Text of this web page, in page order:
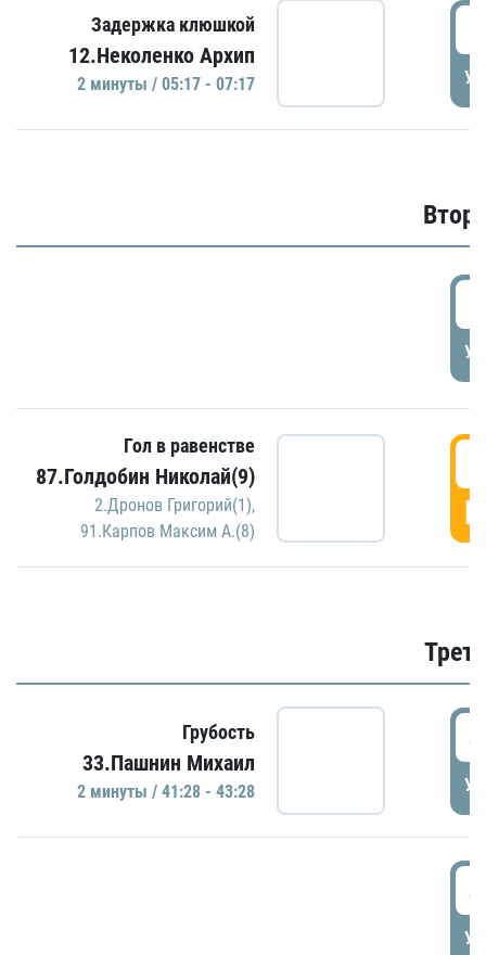
Задержка клюшкой
12.Неколенко Архип
2 минуты / 05:17 - 07:17
Гол в равенстве
87.Голдобин Николай(9)
2.Дронов Григорий(1),
91.Карпов Максим А.(8)
Грубость
33.Пашнин Михаил
2 минуты / 41:28 - 43:28